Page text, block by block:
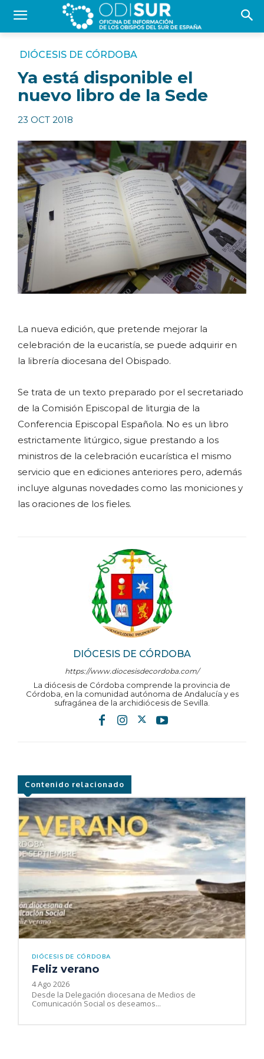
DIÓCESIS DE CÓRDOBA
Ya está disponible el
nuevo libro de la Sede
23 OCT 2018
DIÓCESIS DE CÓRDOBA
https://www.diocesisdecordoba.com/
La diócesis de Córdoba comprende la provincia de
Córdoba, en la comunidad autónoma de Andalucía y es
sufragánea de la archidiócesis de Sevilla.
La nueva edición, que pretende mejorar la
celebración de la eucaristía, se puede adquirir en
la librería diocesana del Obispado.
Se trata de un texto preparado por el secretariado
de la Comisión Episcopal de liturgia de la
Conferencia Episcopal Española. No es un libro
estrictamente litúrgico, sigue prestando a los
ministros de la celebración eucarística el mismo
servicio que en ediciones anteriores pero, además
incluye algunas novedades como las moniciones y
las oraciones de los fieles.
Contenido relacionado
DIÓCESIS DE CÓRDOBA
Feliz verano
4 Ago 2026
Desde la Delegación diocesana de Medios de
Comunicación Social os deseamos...